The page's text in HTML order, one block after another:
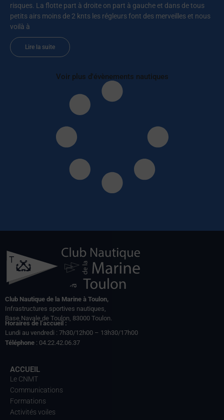
risques. La flotte part à droite on part à gauche et dans de tous
petits airs moins de 2 knts les régleurs font des merveilles et nous
voilà à
Lire la suite
Voir plus d'évènements nautiques
Club Nautique de la Marine à Toulon,
Infrastructures sportives nautiques,
Base Navale de Toulon, 83000 Toulon.
Horaires de l’accueil :
Lundi au vendredi : 7h30/12h00 – 13h30/17h00
Téléphone : 04.22.42.06.37
ACCUEIL
Le CNMT
Communications
Formations
Activités voiles